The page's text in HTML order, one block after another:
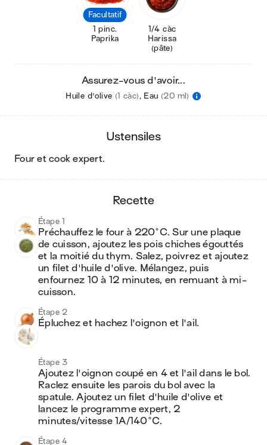
Facultatif
1 pinc.
Paprika
1/4 càc
Harissa
(pâte)
Assurez-vous d'avoir...
Huile d'olive (1 càc), Eau (20 ml)
ustensiles
four et cook expert.
recette
Étape 1
Préchauffez le four à 220°C. Sur une plaque
de cuisson, ajoutez les pois chiches égouttés
et la moitié du thym. Salez, poivrez et ajoutez
un filet d'huile d'olive. Mélangez, puis
enfournez 10 à 12 minutes, en remuant à mi-
cuisson.
Étape 2
Épluchez et hachez l'oignon et l'ail.
Étape 3
Ajoutez l'oignon coupé en 4 et l'ail dans le bol.
Raclez ensuite les parois du bol avec la
spatule. Ajoutez un filet d'huile d'olive et
lancez le programme expert, 2
minutes/vitesse 1A/140°C.
Étape 4